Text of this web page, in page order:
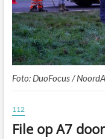
Foto: DuoFocus /
112
File op A7